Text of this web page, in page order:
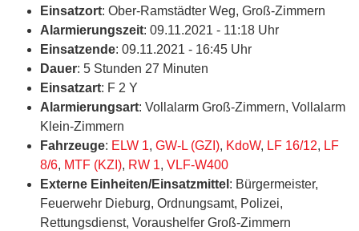
Einsatzort: Ober-Ramstädter Weg, Groß-Zimmern
Alarmierungszeit: 09.11.2021 - 11:18 Uhr
Einsatzende: 09.11.2021 - 16:45 Uhr
Dauer: 5 Stunden 27 Minuten
Einsatzart: F 2 Y
Alarmierungsart: Vollalarm Groß-Zimmern, Vollalarm
Klein-Zimmern
Fahrzeuge: ELW 1, GW-L (GZI), KdoW, LF 16/12, LF
8/6, MTF (KZI), RW 1, VLF-W400
Externe Einheiten/Einsatzmittel : Bürgermeister,
Feuerwehr Dieburg, Ordnungsamt, Polizei,
Rettungsdienst, Voraushelfer Groß-Zimmern